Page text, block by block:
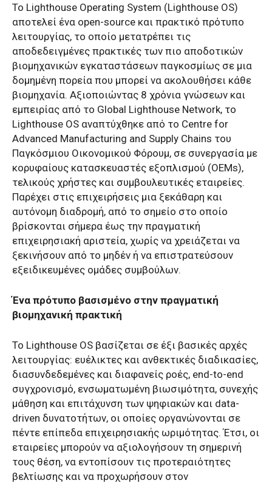
Το Lighthouse Operating System (Lighthouse OS)
αποτελεί ένα open-source και πρακτικό πρότυπο
λειτουργίας, το οποίο μετατρέπει τις
αποδεδειγμένες πρακτικές των πιο αποδοτικών
βιομηχανικών εγκαταστάσεων παγκοσμίως σε μια
δομημένη πορεία που μπορεί να ακολουθήσει κάθε
βιομηχανία. Αξιοποιώντας 8 χρόνια γνώσεων και
εμπειρίας από το Global Lighthouse Network, το
Lighthouse OS αναπτύχθηκε από το Centre for
Advanced Manufacturing and Supply Chains του
Παγκόσμιου Οικονομικού Φόρουμ, σε συνεργασία με
κορυφαίους κατασκευαστές εξοπλισμού (OEMs),
τελικούς χρήστες και συμβουλευτικές εταιρείες.
Παρέχει στις επιχειρήσεις μια ξεκάθαρη και
αυτόνομη διαδρομή, από το σημείο στο οποίο
βρίσκονται σήμερα έως την πραγματική
επιχειρησιακή αριστεία, χωρίς να χρειάζεται να
ξεκινήσουν από το μηδέν ή να επιστρατεύσουν
εξειδικευμένες ομάδες συμβούλων.
Ένα πρότυπο βασισμένο στην πραγματική
βιομηχανική πρακτική
Το Lighthouse OS βασίζεται σε έξι βασικές αρχές
λειτουργίας: ευέλικτες και ανθεκτικές διαδικασίες,
διασυνδεδεμένες και διαφανείς ροές, end-to-end
συγχρονισμό, ενσωματωμένη βιωσιμότητα, συνεχής
μάθηση και επιτάχυνση των ψηφιακών και data-
driven δυνατοτήτων, οι οποίες οργανώνονται σε
πέντε επίπεδα επιχειρησιακής ωριμότητας. Έτσι, οι
εταιρείες μπορούν να αξιολογήσουν τη σημερινή
τους θέση, να εντοπίσουν τις προτεραιότητες
βελτίωσης και να προχωρήσουν στον